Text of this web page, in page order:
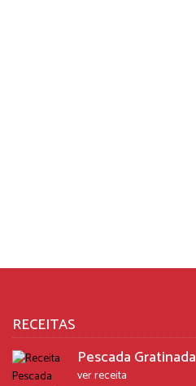
RECEITAS
Pescada Gratinada
ver receita